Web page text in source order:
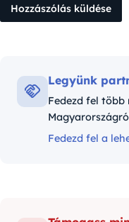
Legyünk
Fedezd fel
Fedezd fel a